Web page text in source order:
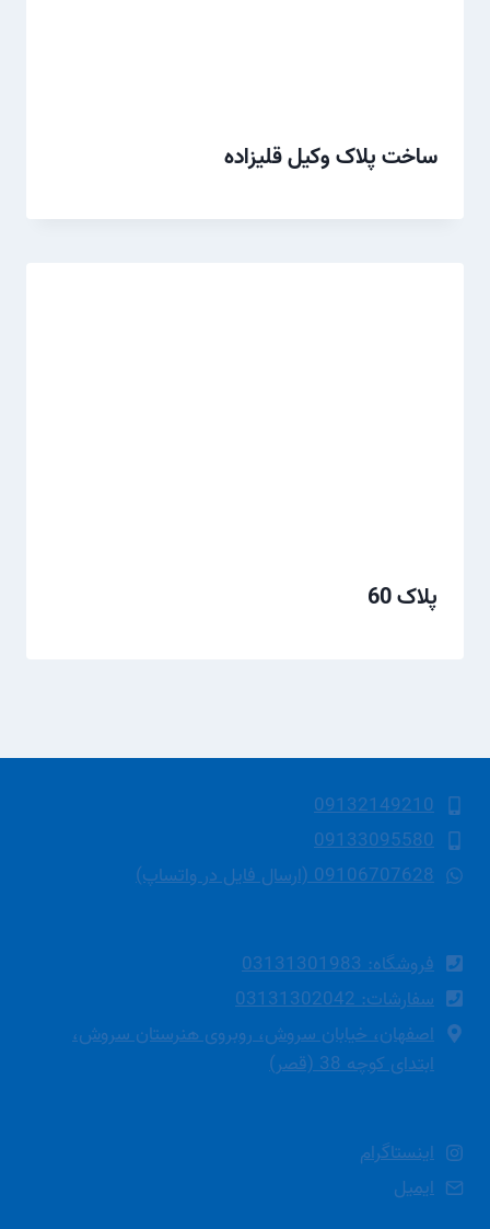
ساخت پلاک وکیل قلیزاده
پلاک 60
09132149210
09133095580
09106707628 (ارسال فایل در واتساپ)
فروشگاه: 03131301983
سفارشات: 03131302042
اصفهان، خیابان سروش، روبروی هنرستان سروش،
ابتدای کوچه 38 (قصر)
اینستاگرام
ایمیل